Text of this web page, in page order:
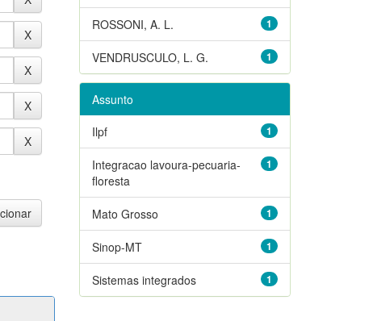
1
ROSSONI, A. L.
1
VENDRUSCULO, L. G.
Assunto
1
Ilpf
1
Integracao lavoura-pecuaria-
floresta
1
Mato Grosso
1
Sinop-MT
1
Sistemas integrados